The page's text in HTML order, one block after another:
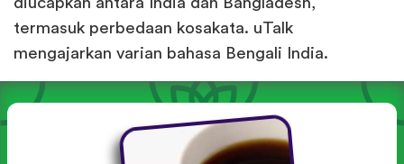
termasuk perbedaan kosakata. uTalk
mengajarkan varian bahasa Bengali India.